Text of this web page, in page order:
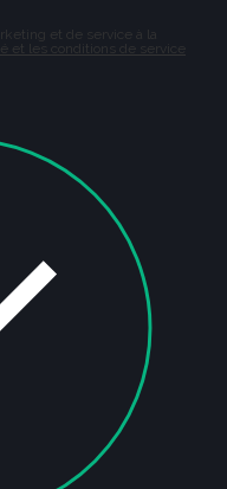
et de service à la
et les conditions de service